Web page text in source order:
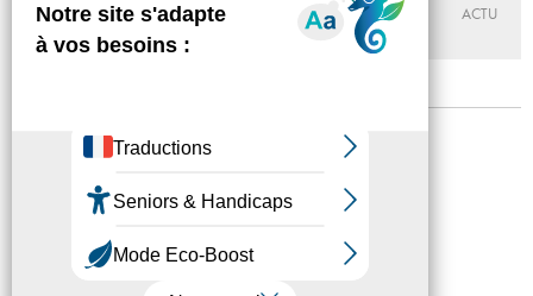
BÉTONSALON – CENTRE D’ART ET DE RECHERCHE
ACTU
Accessibilité